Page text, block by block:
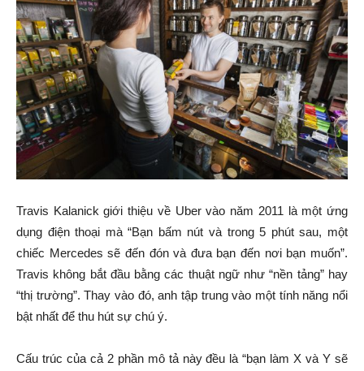
Travis Kalanick giới thiệu về Uber vào năm 2011 là một ứng
dụng điện thoại mà “Bạn bấm nút và trong 5 phút sau, một
chiếc Mercedes sẽ đến đón và đưa bạn đến nơi bạn muốn”.
Travis không bắt đầu bằng các thuật ngữ như “nền tảng” hay
“thị trường”. Thay vào đó, anh tập trung vào một tính năng nổi
bật nhất để thu hút sự chú ý.
Cấu trúc của cả 2 phần mô tả này đều là “bạn làm X và Y sẽ